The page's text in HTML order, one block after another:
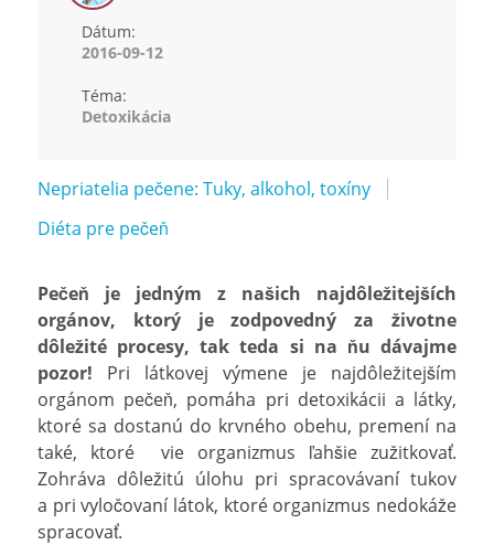
Dátum:
2016-09-12
Téma:
Detoxikácia
Nepriatelia pečene: Tuky, alkohol, toxíny
Diéta pre pečeň
Pečeň je jedným z našich najdôležitejších
orgánov, ktorý je zodpovedný za životne
dôležité procesy, tak teda si na ňu dávajme
pozor! Pri látkovej výmene je najdôležitejším
orgánom pečeň, pomáha pri detoxikácii a látky,
ktoré sa dostanú do krvného obehu, premení na
také, ktoré vie organizmus ľahšie zužitkovať.
Zohráva dôležitú úlohu pri spracovávaní tukov
a pri vyločovaní látok, ktoré organizmus nedokáže
spracovať.